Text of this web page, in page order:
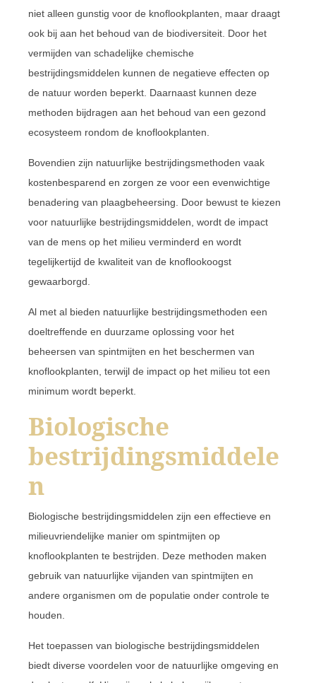
niet alleen gunstig voor de knoflookplanten, maar draagt
ook bij aan het behoud van de biodiversiteit. Door het
vermijden van schadelijke chemische
bestrijdingsmiddelen kunnen de negatieve effecten op
de natuur worden beperkt. Daarnaast kunnen deze
methoden bijdragen aan het behoud van een gezond
ecosysteem rondom de knoflookplanten.
Bovendien zijn natuurlijke bestrijdingsmethoden vaak
kostenbesparend en zorgen ze voor een evenwichtige
benadering van plaagbeheersing. Door bewust te kiezen
voor natuurlijke bestrijdingsmiddelen, wordt de impact
van de mens op het milieu verminderd en wordt
tegelijkertijd de kwaliteit van de knoflookoogst
gewaarborgd.
Al met al bieden natuurlijke bestrijdingsmethoden een
doeltreffende en duurzame oplossing voor het
beheersen van spintmijten en het beschermen van
knoflookplanten, terwijl de impact op het milieu tot een
minimum wordt beperkt.
Biologische
bestrijdingsmiddele
n
Biologische bestrijdingsmiddelen zijn een effectieve en
milieuvriendelijke manier om spintmijten op
knoflookplanten te bestrijden. Deze methoden maken
gebruik van natuurlijke vijanden van spintmijten en
andere organismen om de populatie onder controle te
houden.
Het toepassen van biologische bestrijdingsmiddelen
biedt diverse voordelen voor de natuurlijke omgeving en